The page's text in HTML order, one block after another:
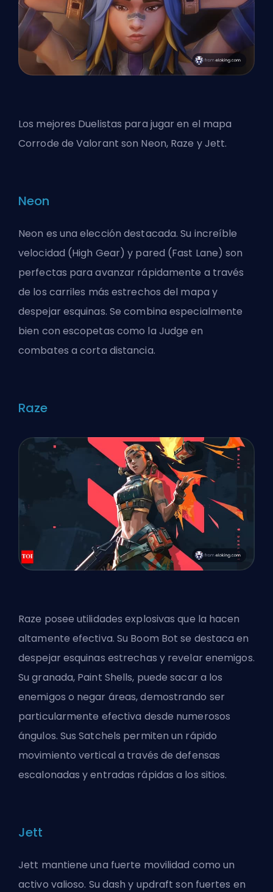
Los mejores Duelistas para jugar en el mapa
Corrode de Valorant son Neon, Raze y Jett.
Neon
Neon es una elección destacada. Su increíble
velocidad (High Gear) y pared (Fast Lane) son
perfectas para avanzar rápidamente a través
de los carriles más estrechos del mapa y
despejar esquinas. Se combina especialmente
bien con escopetas como la Judge en
combates a corta distancia.
Raze
Raze posee utilidades explosivas que la hacen
altamente efectiva. Su Boom Bot se destaca en
despejar esquinas estrechas y revelar enemigos.
Su granada, Paint Shells, puede sacar a los
enemigos o negar áreas, demostrando ser
particularmente efectiva desde numerosos
ángulos. Sus Satchels permiten un rápido
movimiento vertical a través de defensas
escalonadas y entradas rápidas a los sitios.
Jett
Jett mantiene una fuerte movilidad como un
activo valioso. Su dash y updraft son fuertes en